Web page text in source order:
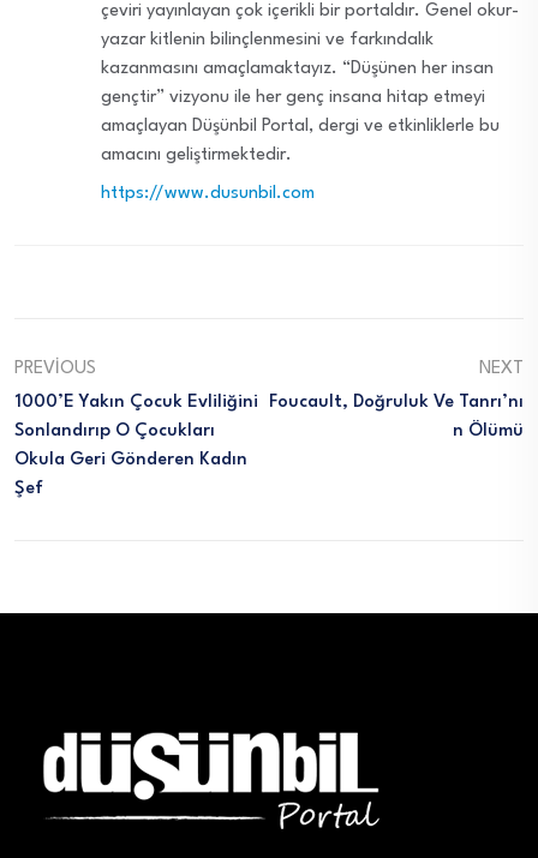
çeviri yayınlayan çok içerikli bir portaldır. Genel okur-
yazar kitlenin bilinçlenmesini ve farkındalık
kazanmasını amaçlamaktayız. “Düşünen her insan
gençtir” vizyonu ile her genç insana hitap etmeyi
amaçlayan Düşünbil Portal, dergi ve etkinliklerle bu
amacını geliştirmektedir.
https://www.dusunbil.com
PREVIOUS
1000’e Yakın Çocuk Evliliğini
Sonlandırıp O Çocukları
Okula Geri Gönderen Kadın
Şef
NEXT
Foucault, Doğruluk Ve Tanrı’nı
N Ölümü